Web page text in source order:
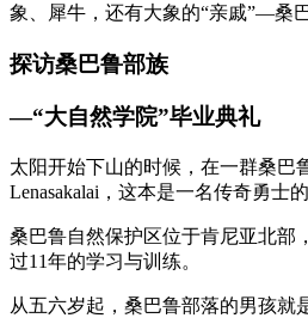
象、犀牛，还有大象的“亲戚”—桑
探访桑巴鲁部族
—“大自然学院”毕业典礼
太阳开始下山的时候，在一群桑巴
Lenasakalai，这本是一名传奇勇士
桑巴鲁自然保护区位于肯尼亚北部
过11年的学习与训练。
从五六岁起，桑巴鲁部落的男孩就